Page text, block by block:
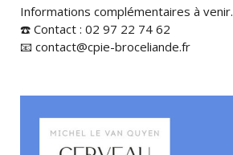
Informations complémentaires à venir.
☎️ Contact : 02 97 22 74 62
📧 contact@cpie-broceliande.fr